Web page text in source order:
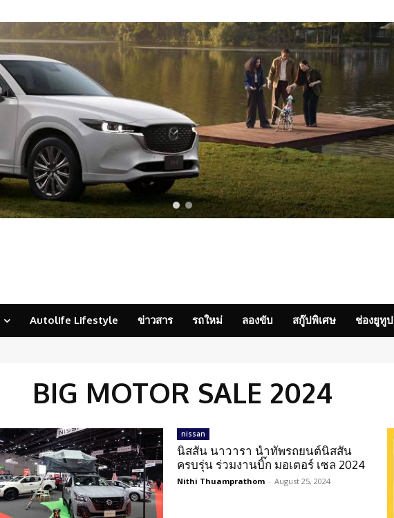
Autolife Lifestyle ข่าวสาร รถใหม่ ลองขับ สกู๊ปพิเศษ ช่องยูทูป
BIG MOTOR SALE 2024
nissan
นิสสัน นาวารา นำทัพรถยนต์นิสสัน
ครบรุ่น ร่วมงานบิ๊ก มอเตอร์ เซล 2024
Nithi Thuamprathom - August 25, 2024